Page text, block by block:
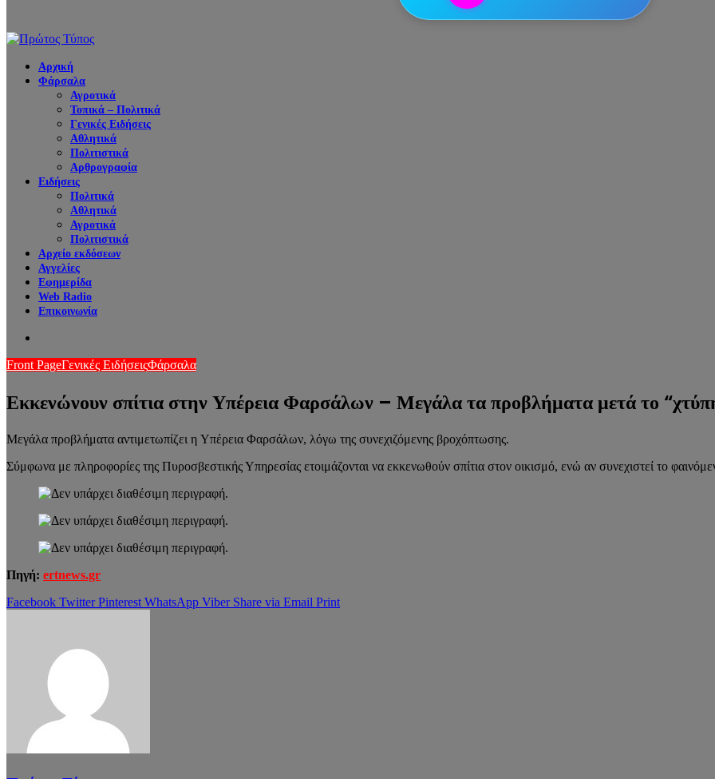
Αρχική
Φάρσαλα
Αγροτικά
Τοπικά – Πολιτικά
Γενικές Ειδήσεις
Αθλητικά
Πολιτιστικά
Αρθρογραφία
Ειδήσεις
Πολιτικά
Αθλητικά
Αγροτικά
Πολιτιστικά
Αρχείο εκδόσεων
Αγγελίες
Εφημερίδα
Web Radio
Επικοινωνία
Front PageΓενικές ΕιδήσειςΦάρσαλα
Εκκενώνουν σπίτια στην Υπέρεια Φαρσάλων – Μεγάλα τα προβλήματα μετά το
Μεγάλα προβλήματα αντιμετωπίζει η Υπέρεια Φαρσάλων, λόγω της συνεχιζόμενης βροχόπτωσης.
Σύμφωνα με πληροφορίες της Πυροσβεστικής Υπηρεσίας ετοιμάζονται να εκκενωθούν σπίτια στον οικισμό, ενώ αν συνεχιστεί το
Πηγή: ertnews.gr
Facebook Twitter Pinterest WhatsApp Viber Share via Email Print